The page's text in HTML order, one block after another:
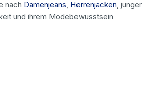
nach Damenjeans, Herrenjacken, junger
und ihrem Modebewusstsein